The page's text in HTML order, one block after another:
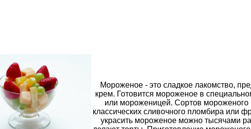
Мороженое - это сладкое лакомство,
крем. Готовится мороженое в
или мороженицей. Сортов мороженого
классических сливочного пломбира или
украсить мороженое можно тысячами